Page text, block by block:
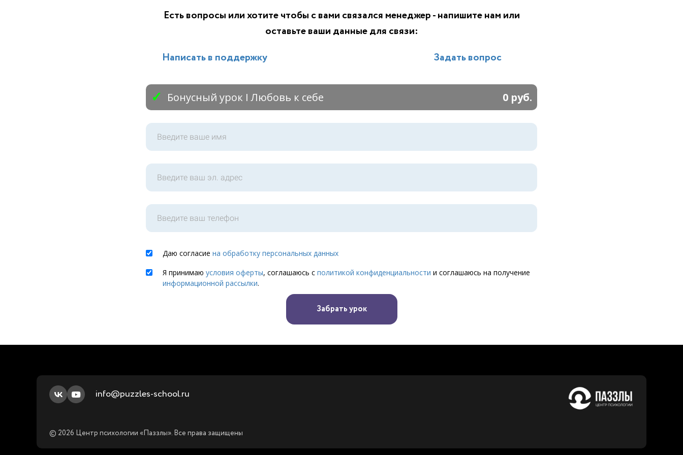
Есть вопросы или хотите чтобы с вами связался менеджер - напишите нам или
оставьте ваши данные для связи:
Написать в поддержку
Задать вопрос
Бонусный урок I Любовь к себе 0 руб.
Даю согласие на обработку персональных данных
Я принимаю условия оферты, соглашаюсь с политикой конфиденциальности и соглашаюсь на получение
информационной рассылки.
Забрать урок
info@puzzles-school.ru
© 2026 Центр психологии «Паззлы». Все права защищены